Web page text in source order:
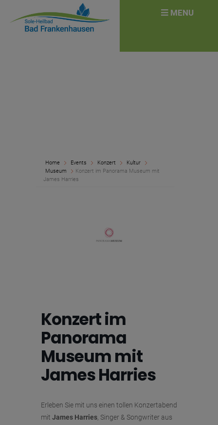
Home Events Konzert
Kultur
Museum
Konzert im Panorama Museum mit
James Harries
Konzert im
Panorama
Museum mit
James Harries
Erleben Sie mit uns einen tollen Konzertabend
mit James Harries , Singer & Songwriter aus
for: